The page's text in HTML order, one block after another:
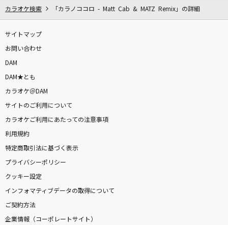
カラオケ検索 「カラノココロ - Matt Cab & MATZ Remix」の詳細
サイトマップ
お問い合わせ
DAM
DAM★とも
カラオケ＠DAM
サイトのご利用について
カラオケご利用にあたっての注意事項
利用規約
特定商取引法に基づく表示
プライバシーポリシー
クッキー設定
インフォマティブデータの取得について
ご契約方法
企業情報（コーポレートサイト）